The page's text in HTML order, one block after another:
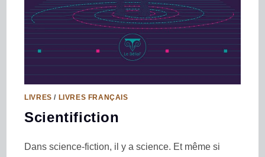
LIVRES / LIVRES FRANÇAIS
Scientifiction
Dans science-fiction, il y a science. Et même si